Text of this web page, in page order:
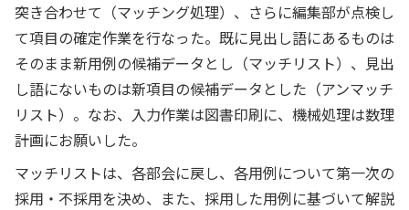
突き合わせて（マッチング処理）、さらに編集部が点検し
て項目の確定作業を行なった。既に見出し語にあるものは
そのまま新用例の候補データとし（マッチリスト）、見出
し語にないものは新項目の候補データとした（アンマッチ
リスト）。なお、入力作業は図書印刷に、機械処理は数理
計画にお願いした。
マッチリストは、各部会に戻し、各用例について第一次の
採用・不採用を決め、また、採用した用例に基づいて解説